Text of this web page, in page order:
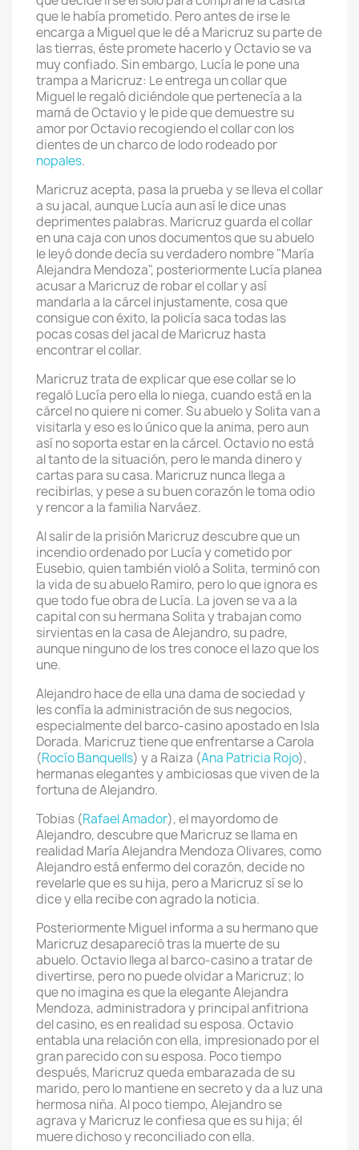
que le había prometido. Pero antes de irse le
encarga a Miguel que le dé a Maricruz su parte de
las tierras, éste promete hacerlo y Octavio se va
muy confiado. Sin embargo, Lucía le pone una
trampa a Maricruz: Le entrega un collar que
Miguel le regaló diciéndole que pertenecía a la
mamá de Octavio y le pide que demuestre su
amor por Octavio recogiendo el collar con los
dientes de un charco de lodo rodeado por
nopales.
Maricruz acepta, pasa la prueba y se lleva el collar
a su jacal, aunque Lucía aun así le dice unas
deprimentes palabras. Maricruz guarda el collar
en una caja con unos documentos que su abuelo
le leyó donde decía su verdadero nombre "María
Alejandra Mendoza", posteriormente Lucía planea
acusar a Maricruz de robar el collar y así
mandarla a la cárcel injustamente, cosa que
consigue con éxito, la policía saca todas las
pocas cosas del jacal de Maricruz hasta
encontrar el collar.
Maricruz trata de explicar que ese collar se lo
regaló Lucía pero ella lo niega, cuando está en la
cárcel no quiere ni comer. Su abuelo y Solita van a
visitarla y eso es lo único que la anima, pero aun
así no soporta estar en la cárcel. Octavio no está
al tanto de la situación, pero le manda dinero y
cartas para su casa. Maricruz nunca llega a
recibirlas, y pese a su buen corazón le toma odio
y rencor a la familia Narváez.
Al salir de la prisión Maricruz descubre que un
incendio ordenado por Lucía y cometido por
Eusebio, quien también violó a Solita, terminó con
la vida de su abuelo Ramiro, pero lo que ignora es
que todo fue obra de Lucía. La joven se va a la
capital con su hermana Solita y trabajan como
sirvientas en la casa de Alejandro, su padre,
aunque ninguno de los tres conoce el lazo que los
une.
Alejandro hace de ella una dama de sociedad y
les confía la administración de sus negocios,
especialmente del barco-casino apostado en Isla
Dorada. Maricruz tiene que enfrentarse a Carola
(Rocío Banquells) y a Raiza (Ana Patricia Rojo),
hermanas elegantes y ambiciosas que viven de la
fortuna de Alejandro.
Tobias (Rafael Amador), el mayordomo de
Alejandro, descubre que Maricruz se llama en
realidad María Alejandra Mendoza Olivares, como
Alejandro está enfermo del corazón, decide no
revelarle que es su hija, pero a Maricruz sí se lo
dice y ella recibe con agrado la noticia.
Posteriormente Miguel informa a su hermano que
Maricruz desapareció tras la muerte de su
abuelo. Octavio llega al barco-casino a tratar de
divertirse, pero no puede olvidar a Maricruz; lo
que no imagina es que la elegante Alejandra
Mendoza, administradora y principal anfitriona
del casino, es en realidad su esposa. Octavio
entabla una relación con ella, impresionado por el
gran parecido con su esposa. Poco tiempo
después, Maricruz queda embarazada de su
marido, pero lo mantiene en secreto y da a luz una
hermosa niña. Al poco tiempo, Alejandro se
agrava y Maricruz le confiesa que es su hija; él
muere dichoso y reconciliado con ella.